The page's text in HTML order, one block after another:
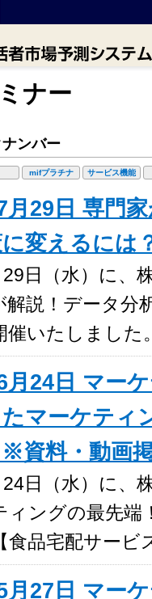
ナー
ンバー
mifプラチナ サービス機能
月29日 専門
変えるには
日（水）に、
解説！データ
催いたしました
月24日 マー
マーケティ
資料・動画
日（水）に、
ィングの最先
食品宅配サー
月27日 マー